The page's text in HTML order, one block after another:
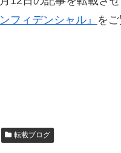
ンフィデンシャル』
をご
転載ブログ